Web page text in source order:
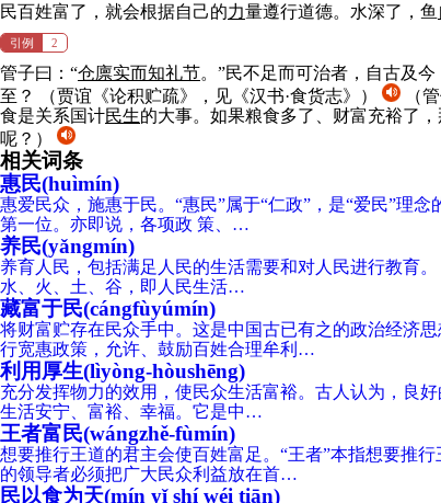
民百姓富了，就会根据自己的力量遵行道德。水深了，鱼
引例 2
管子曰：“仓廪实而知礼节。”民不足而可治者，自古及
至？
（贾谊《论积贮疏》，见《汉书·食货志》） （
食是关系国计民生的大事。如果粮食多了、财富充裕了
呢？）
相关词条
惠民(huìmín)
惠爱民众，施惠于民。“惠民”属于“仁政”，是“爱民”理
第一位。亦即说，各项政 策、…
养民(yǎngmín)
养育人民，包括满足人民的生活需要和对人民进行教育
水、火、土、谷，即人民生活…
藏富于民(cángfùyúmín)
将财富贮存在民众手中。这是中国古已有之的政治经济
行宽惠政策，允许、鼓励百姓合理牟利…
利用厚生(lìyòng-hòushēng)
充分发挥物力的效用，使民众生活富裕。古人认为，良
生活安宁、富裕、幸福。它是中…
王者富民(wángzhě-fùmín)
想要推行王道的君主会使百姓富足。“王者”本指想要推
的领导者必须把广大民众利益放在首…
民以食为天(mín yǐ shí wéi tiān)